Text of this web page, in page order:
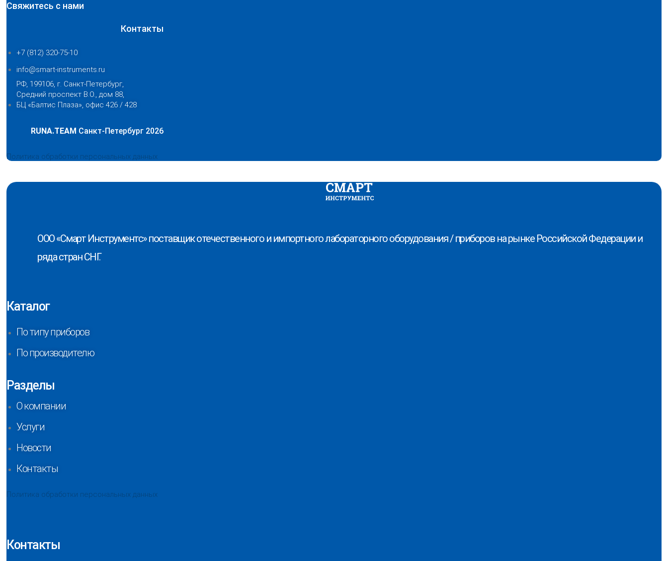
Свяжитесь с нами
Контакты
+7 (812) 320-75-10
info@smart-instruments.ru
РФ, 199106, г. Санкт-Петербург,
Средний проспект В.О., дом 88,
БЦ «Балтис Плаза», офис 426 / 428
RUNA.TEAM Санкт-Петербург 2026
Политика обработки персональных данных
ООО «Смарт Инструментс» поставщик отечественного и импортного лабораторного оборудования / приборов на рынке Российской Федерации и
ряда стран СНГ.
Каталог
По типу приборов
По производителю
Разделы
О компании
Услуги
Новости
Контакты
Политика обработки персональных данных
Контакты